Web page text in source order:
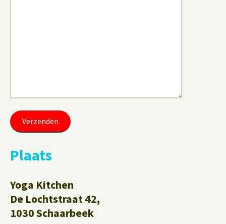
Plaats
Yoga Kitchen
De Lochtstraat 42,
1030 Schaarbeek